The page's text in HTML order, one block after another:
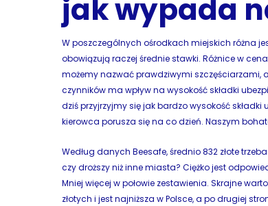
jak wypada
W poszczególnych ośrodkach miejskich różna
obowiązują raczej średnie stawki. Różnice w
możemy nazwać prawdziwymi szczęściarzami,
czynników ma wpływ na wysokość składki
dziś przyjrzyjmy się jak bardzo wysokość
kierowca porusza się na co dzień. Naszym
Według danych Beesafe, średnio 832 złote
czy droższy niż inne miasta? Ciężko jest
Mniej więcej w połowie zestawienia. Skrajne
złotych i jest najniższa w Polsce, a po drugiej